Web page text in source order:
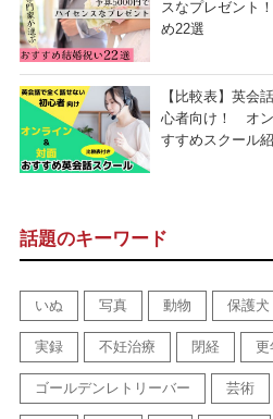
スなプレゼント
め22選
【比較表】英会
心者向け！ オ
すすめスクール
話題のキーワード
いぬ 写真 動物 保護犬
実録 不妊治療 閉経 更
ゴールデンレトリーバー 芸術